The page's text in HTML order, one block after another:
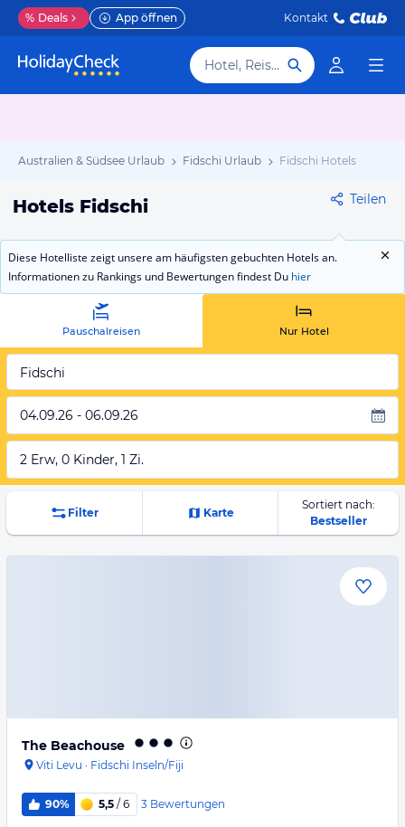
% Deals App öffnen Kontakt
Hotel, Reiseziel
Australien & Südsee Urlaub Fidschi Urlaub Fidschi Hotels
Hotels Fidschi Teilen
Diese Hotelliste zeigt unsere am häufigsten gebuchten Hotels an.
Informationen zu Rankings und Bewertungen findest Du hier
Pauschalreisen Nur Hotel
Fidschi
04.09.26 - 06.09.26
2 Erw, 0 Kinder, 1 Zi.
Filter Karte
Sortiert nach:
Bestseller
The Beachouse
Viti Levu · Fidschi Inseln/Fiji
90% 5,5 / 6 3 Bewertungen